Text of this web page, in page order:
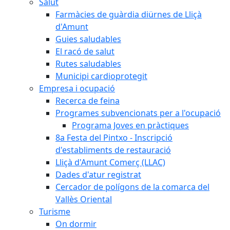
Farmàcies de guàrdia diürnes de Lliçà
d'Amunt
Guies saludables
El racó de salut
Rutes saludables
Municipi cardioprotegit
Empresa i ocupació
Recerca de feina
Programes subvencionats per a l'ocupació
Programa Joves en pràctiques
8a Festa del Pintxo - Inscripció
d'establiments de restauració
Lliçà d'Amunt Comerç (LLAC)
Dades d'atur registrat
Cercador de polígons de la comarca del
Vallès Oriental
Turisme
On dormir